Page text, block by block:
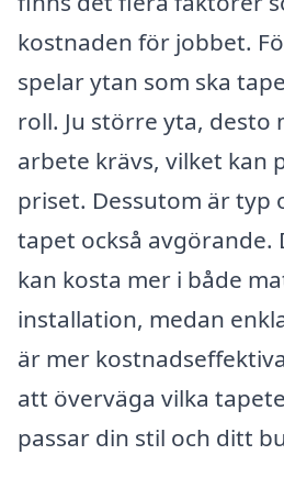
kostnaden för jobbet.
spelar ytan som ska
roll. Ju större yta, desto
arbete krävs, vilket kan
priset. Dessutom är typ
tapet också avgörande.
kan kosta mer i både
installation, medan
är mer
att överväga vilka
passar din stil och ditt